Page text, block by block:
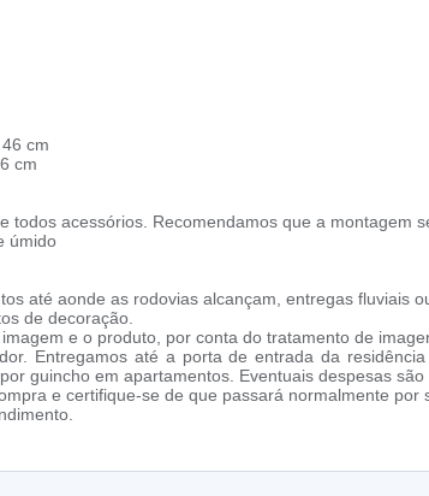
cm
cm
todos acessórios. Recomendamos que a montagem
úmido
até aonde as rodovias alcançam, entregas fluviais
de decoração.
e o produto, por conta do tratamento de
Entregamos até a porta de entrada da
guincho em apartamentos. Eventuais despesas
e certifique-se de que passará normalmente